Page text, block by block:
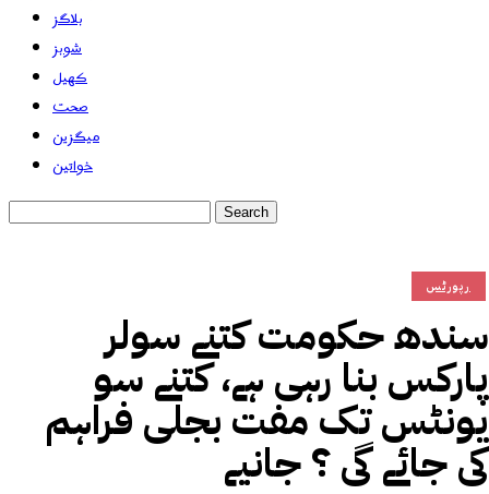
بلاگز
شوبز
کھیل
صحت
میگزین
خواتین
رپورٹس
سندھ حکومت کتنے سولر
پارکس بنا رہی ہے، کتنے سو
یونٹس تک مفت بجلی فراہم
کی جائے گی ؟ جانیے